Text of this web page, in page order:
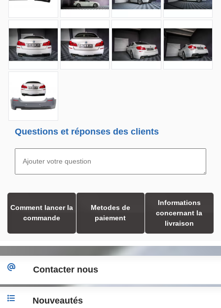
Questions et réponses des clients
Comment lancer la
commande
Metodes de
paiement
Informations
concernant la
livraison
Contacter nous
Nouveautés